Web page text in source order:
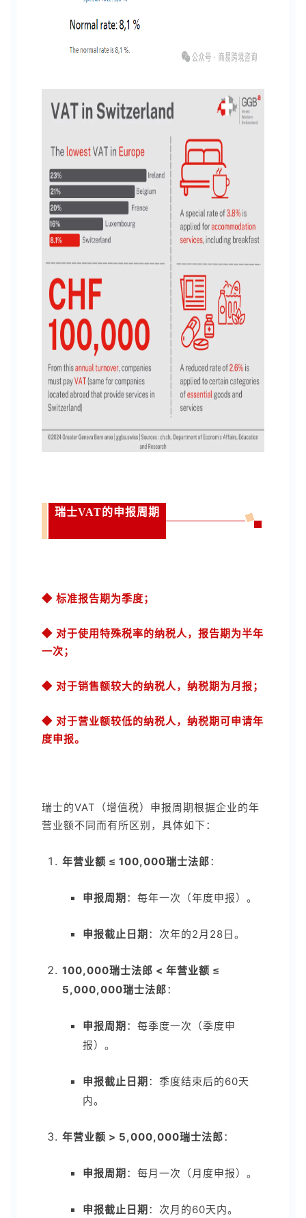
瑞士VAT的申报周期
◆ 标准报告期为季度；
◆ 对于使用特殊税率的纳税人，报告期为半年
一次；
◆ 对于销售额较大的纳税人，纳税期为月报；
◆ 对于营业额较低的纳税人，纳税期可申请年
度申报。
瑞士的VAT（增值税）申报周期根据企业的年
营业额不同而有所区别，具体如下：
年营业额 ≤ 100,000瑞士法郎：
申报周期：每年一次（年度申报）。
申报截止日期：次年的2月28日。
100,000瑞士法郎 < 年营业额 ≤
5,000,000瑞士法郎：
申报周期：每季度一次（季度申
报）。
申报截止日期：季度结束后的60天
内。
年营业额 > 5,000,000瑞士法郎：
申报周期：每月一次（月度申报）。
申报截止日期：次月的60天内。